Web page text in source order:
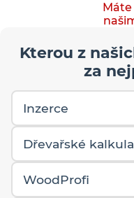
Kterou z
za
Inzerce
Dřevařské
WoodProfi